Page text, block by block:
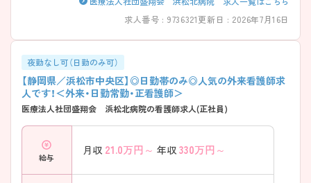
求人番号 : 9736321更新日 : 2026年7月16日
夜勤なし可（日勤のみ可）
【静岡県／浜松市中央区】◎日勤帯のみ◎人気の外来看護師求
人です！＜外来・日勤常勤・正看護師＞
医療法人社団盛翔会 浜松北病院の看護師求人(正社員)
給与
月収 21.0万円～ 年収 330万円～